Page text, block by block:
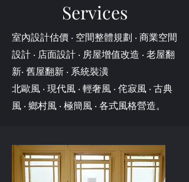
Services
室內設計估價 ‧ 空間整體規劃 ‧ 商業空間
設計 ‧ 店面設計 ‧ 房屋增值改造 ‧ 老屋翻
新‧ 舊屋翻新 ‧ 系統裝潢
北歐風 ‧ 現代風 ‧ 輕奢風 ‧ 侘寂風 ‧ 古典
風 ‧ 鄉村風 ‧ 極簡風 ‧ 各式風格營造。